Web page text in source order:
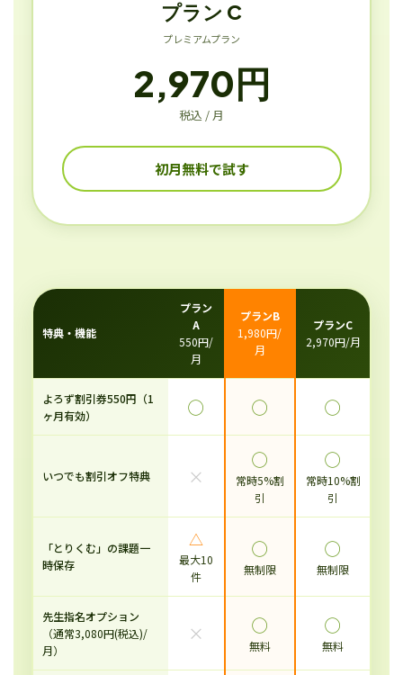
プラン C
プレミアムプラン
2,970円
税込 / 月
初月無料で試す
特典・機能
プラン
A
550円/
月
プランB
1,980円/
月
プランC
2,970円/月
よろず割引券550円（1
ヶ月有効）
◯ ◯ ◯
いつでも割引オフ特典 ×
◯
常時5%割
引
◯
常時10%割
引
「とりくむ」の課題一
時保存
△
最大10
件
◯
無制限
◯
無制限
先生指名オプション
（通常3,080円(税込)/
月）
× ◯
無料
◯
無料